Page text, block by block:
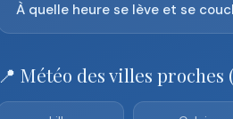
À quelle heure se lève et se
📍 Météo des villes proches